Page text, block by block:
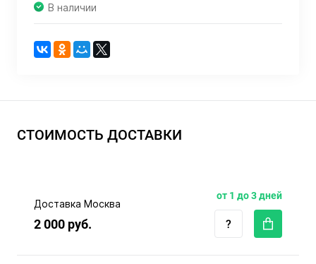
В наличии
СТОИМОСТЬ ДОСТАВКИ
Доставка Москва
2 000 руб.
от 1 до 3 дней